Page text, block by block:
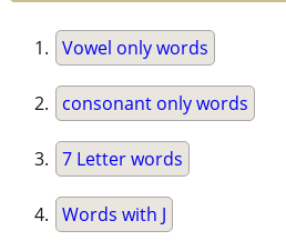
Vowel only words
consonant only words
7 Letter words
Words with J